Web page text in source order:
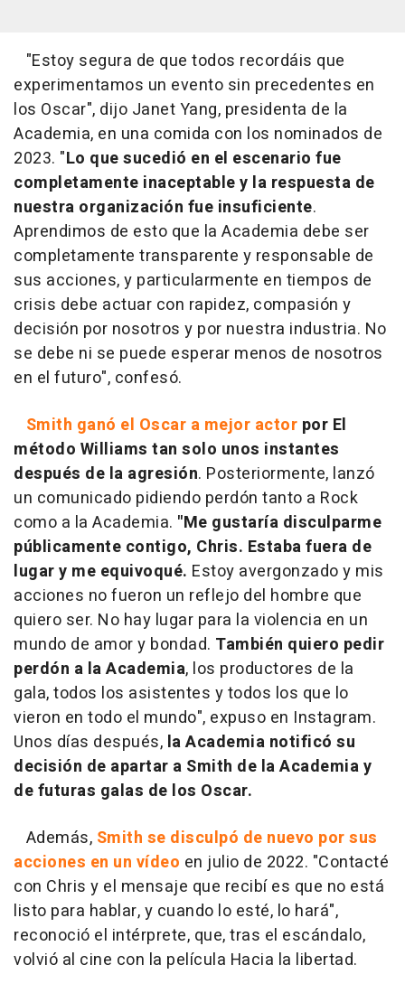
"Estoy segura de que todos recordáis que
experimentamos un evento sin precedentes en
los Oscar", dijo Janet Yang, presidenta de la
Academia, en una comida con los nominados de
2023. "Lo que sucedió en el escenario fue
completamente inaceptable y la respuesta de
nuestra organización fue insuficiente.
Aprendimos de esto que la Academia debe ser
completamente transparente y responsable de
sus acciones, y particularmente en tiempos de
crisis debe actuar con rapidez, compasión y
decisión por nosotros y por nuestra industria. No
se debe ni se puede esperar menos de nosotros
en el futuro", confesó.
Smith ganó el Oscar a mejor actor por El
método Williams tan solo unos instantes
después de la agresión. Posteriormente, lanzó
un comunicado pidiendo perdón tanto a Rock
como a la Academia. "Me gustaría disculparme
públicamente contigo, Chris. Estaba fuera de
lugar y me equivoqué. Estoy avergonzado y mis
acciones no fueron un reflejo del hombre que
quiero ser. No hay lugar para la violencia en un
mundo de amor y bondad. También quiero pedir
perdón a la Academia, los productores de la
gala, todos los asistentes y todos los que lo
vieron en todo el mundo", expuso en Instagram.
Unos días después, la Academia notificó su
decisión de apartar a Smith de la Academia y
de futuras galas de los Oscar.
Además, Smith se disculpó de nuevo por sus
acciones en un vídeo en julio de 2022. "Contacté
con Chris y el mensaje que recibí es que no está
listo para hablar, y cuando lo esté, lo hará",
reconoció el intérprete, que, tras el escándalo,
volvió al cine con la película Hacia la libertad.